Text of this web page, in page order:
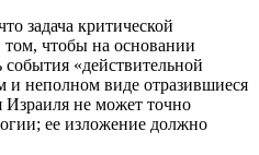
задача критической
том, чтобы на основании
«действительной
неполном виде отразившиеся
Израиля не может точно
ее изложение должно